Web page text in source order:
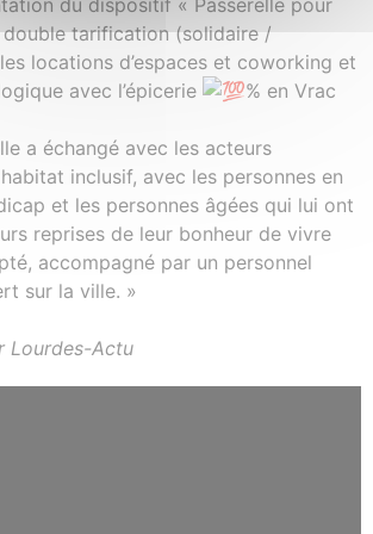
du dispositif « Passerelle pour
double tarification (solidaire /
locations d’espaces et coworking et
avec l’épicerie
% en Vrac
a échangé avec les acteurs
inclusif, avec les personnes en
et les personnes âgées qui lui ont
reprises de leur bonheur de vivre
accompagné par un personnel
sur la ville. »
Lourdes-Actu